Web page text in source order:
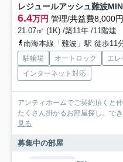
6.4万円 管理/共益費8,000円
21.07㎡ (1K) /築11年 /11階建
南海本線「難波」駅 徒歩11
駐輪場 オートロック エ
インターネット対応
アンティホームでご契約頂くと
たくさん掛かるお部屋探し。で
見る
募集中の部屋